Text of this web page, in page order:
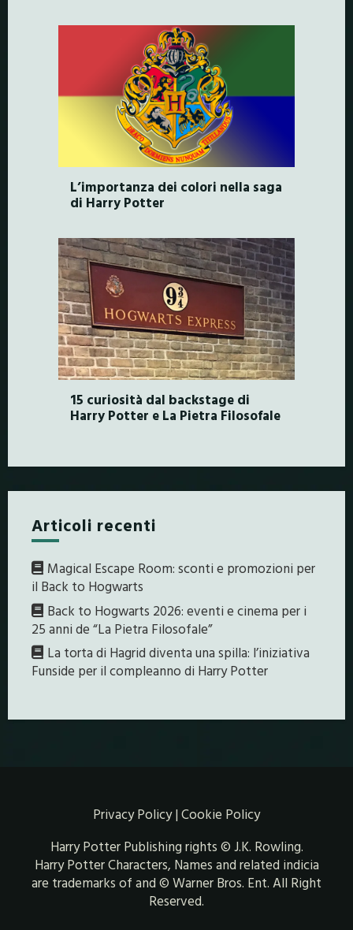
L’importanza dei colori nella saga
di Harry Potter
15 curiosità dal backstage di
Harry Potter e La Pietra Filosofale
Articoli recenti
Magical Escape Room: sconti e promozioni per
il Back to Hogwarts
Back to Hogwarts 2026: eventi e cinema per i
25 anni de “La Pietra Filosofale”
La torta di Hagrid diventa una spilla: l’iniziativa
Funside per il compleanno di Harry Potter
Privacy Policy| Cookie Policy
Harry Potter Publishing rights © J.K. Rowling.
Harry Potter Characters, Names and related indicia
are trademarks of and © Warner Bros. Ent. All Right
Reserved.